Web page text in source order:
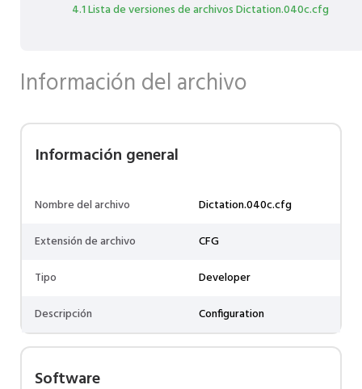
4.1 Lista de versiones de archivos Dictation.040c.cfg
Información del archivo
Información general
Nombre del archivo
Dictation.040c.cfg
Extensión de archivo
CFG
Tipo
Developer
Descripción
Configuration
Software